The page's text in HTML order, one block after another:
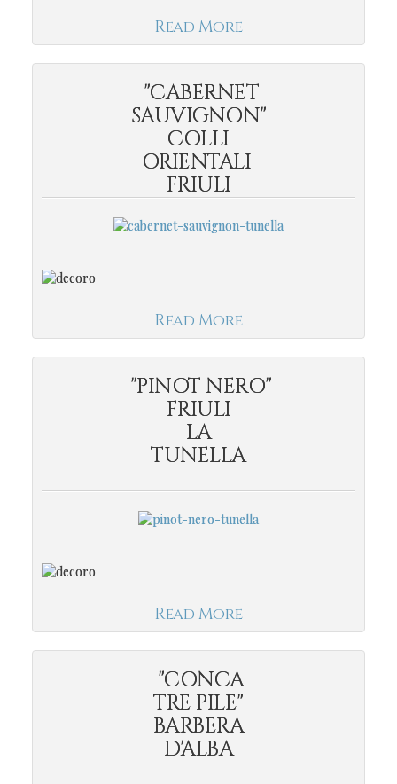
Read More
"CABERNET
SAUVIGNON"
COLLI
ORIENTALI
FRIULI
Read More
"PINOT NERO"
FRIULI
LA
TUNELLA
Read More
"CONCA
TRE PILE"
BARBERA
D'ALBA